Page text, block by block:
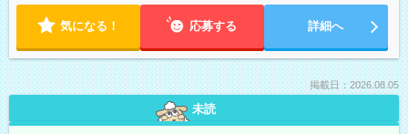
気になる！ 応募する 詳細へ
掲載日：2026.08.05
未読